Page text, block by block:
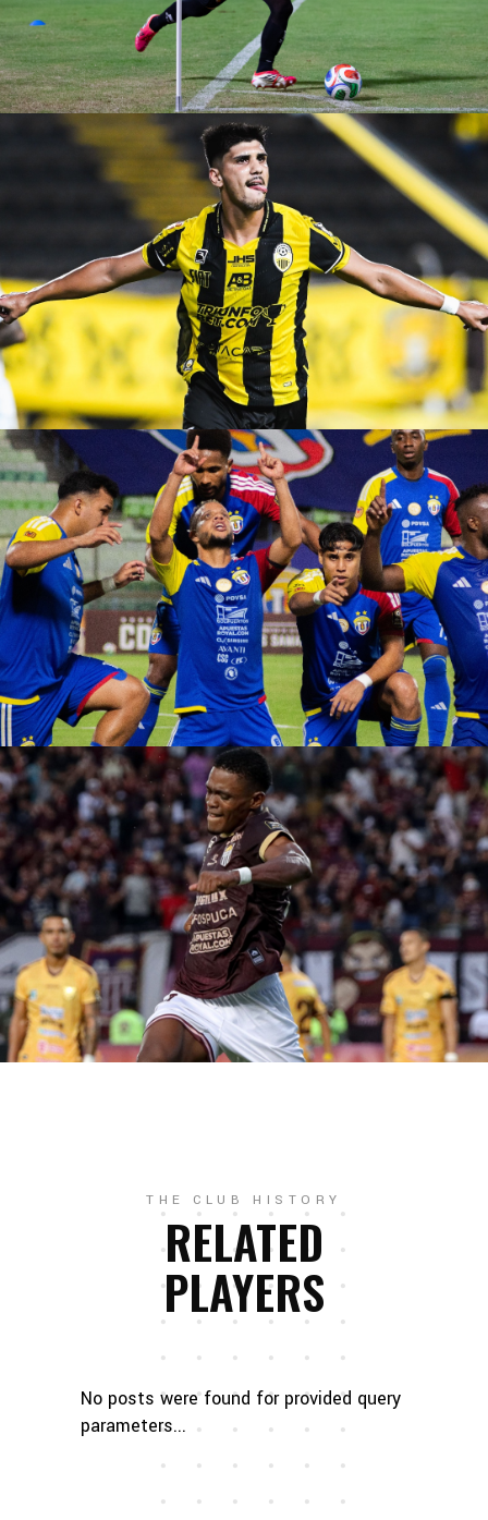
THE CLUB HISTORY
RELATED
PLAYERS
No posts were found for provided query
parameters...